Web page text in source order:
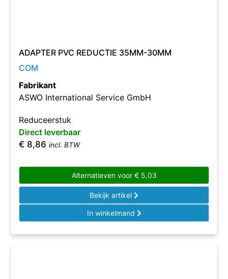
ADAPTER PVC REDUCTIE 35MM-30MM
COM
Fabrikant
ASWO International Service GmbH
Reduceerstuk
Direct leverbaar
€ 8,86 incl. BTW
Alternatieven voor €5,03
Bekijk artikel
In winkelmand